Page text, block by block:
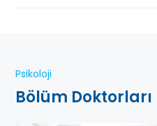
Psikoloji
Bölüm Doktorları